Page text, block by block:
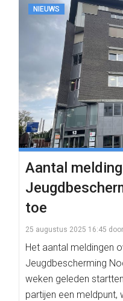
NIEUWS
Aantal
toe
25 augustus 2025 16:45 door
Het aantal meldingen
Jeugdbescherming
weken geleden
partijen een meldpunt,